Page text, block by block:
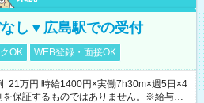
し▼広島駅での受付
OK WEB登録・面接OK
万円 時給1400円×実働7h30m×週5日×4
保証するものではありません。※給与即